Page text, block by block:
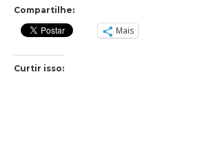
Compartilhe:
Mais
Curtir isso: